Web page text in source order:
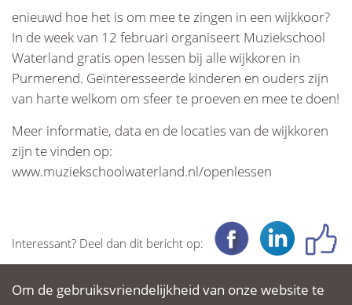
enieuwd hoe het is om mee te zingen in een wijkkoor?
In de week van 12 februari organiseert Muziekschool
Waterland gratis open lessen bij alle wijkkoren in
Purmerend. Geïnteresseerde kinderen en ouders zijn
van harte welkom om sfeer te proeven en mee te doen!
Meer informatie, data en de locaties van de wijkkoren
zijn te vinden op:
www.muziekschoolwaterland.nl/openlessen
Interessant? Deel dan dit bericht op:
Om de gebruiksvriendelijkheid van onze website te